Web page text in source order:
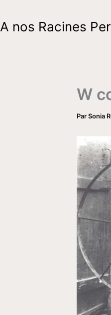
A nos Racines
W
ParSonia